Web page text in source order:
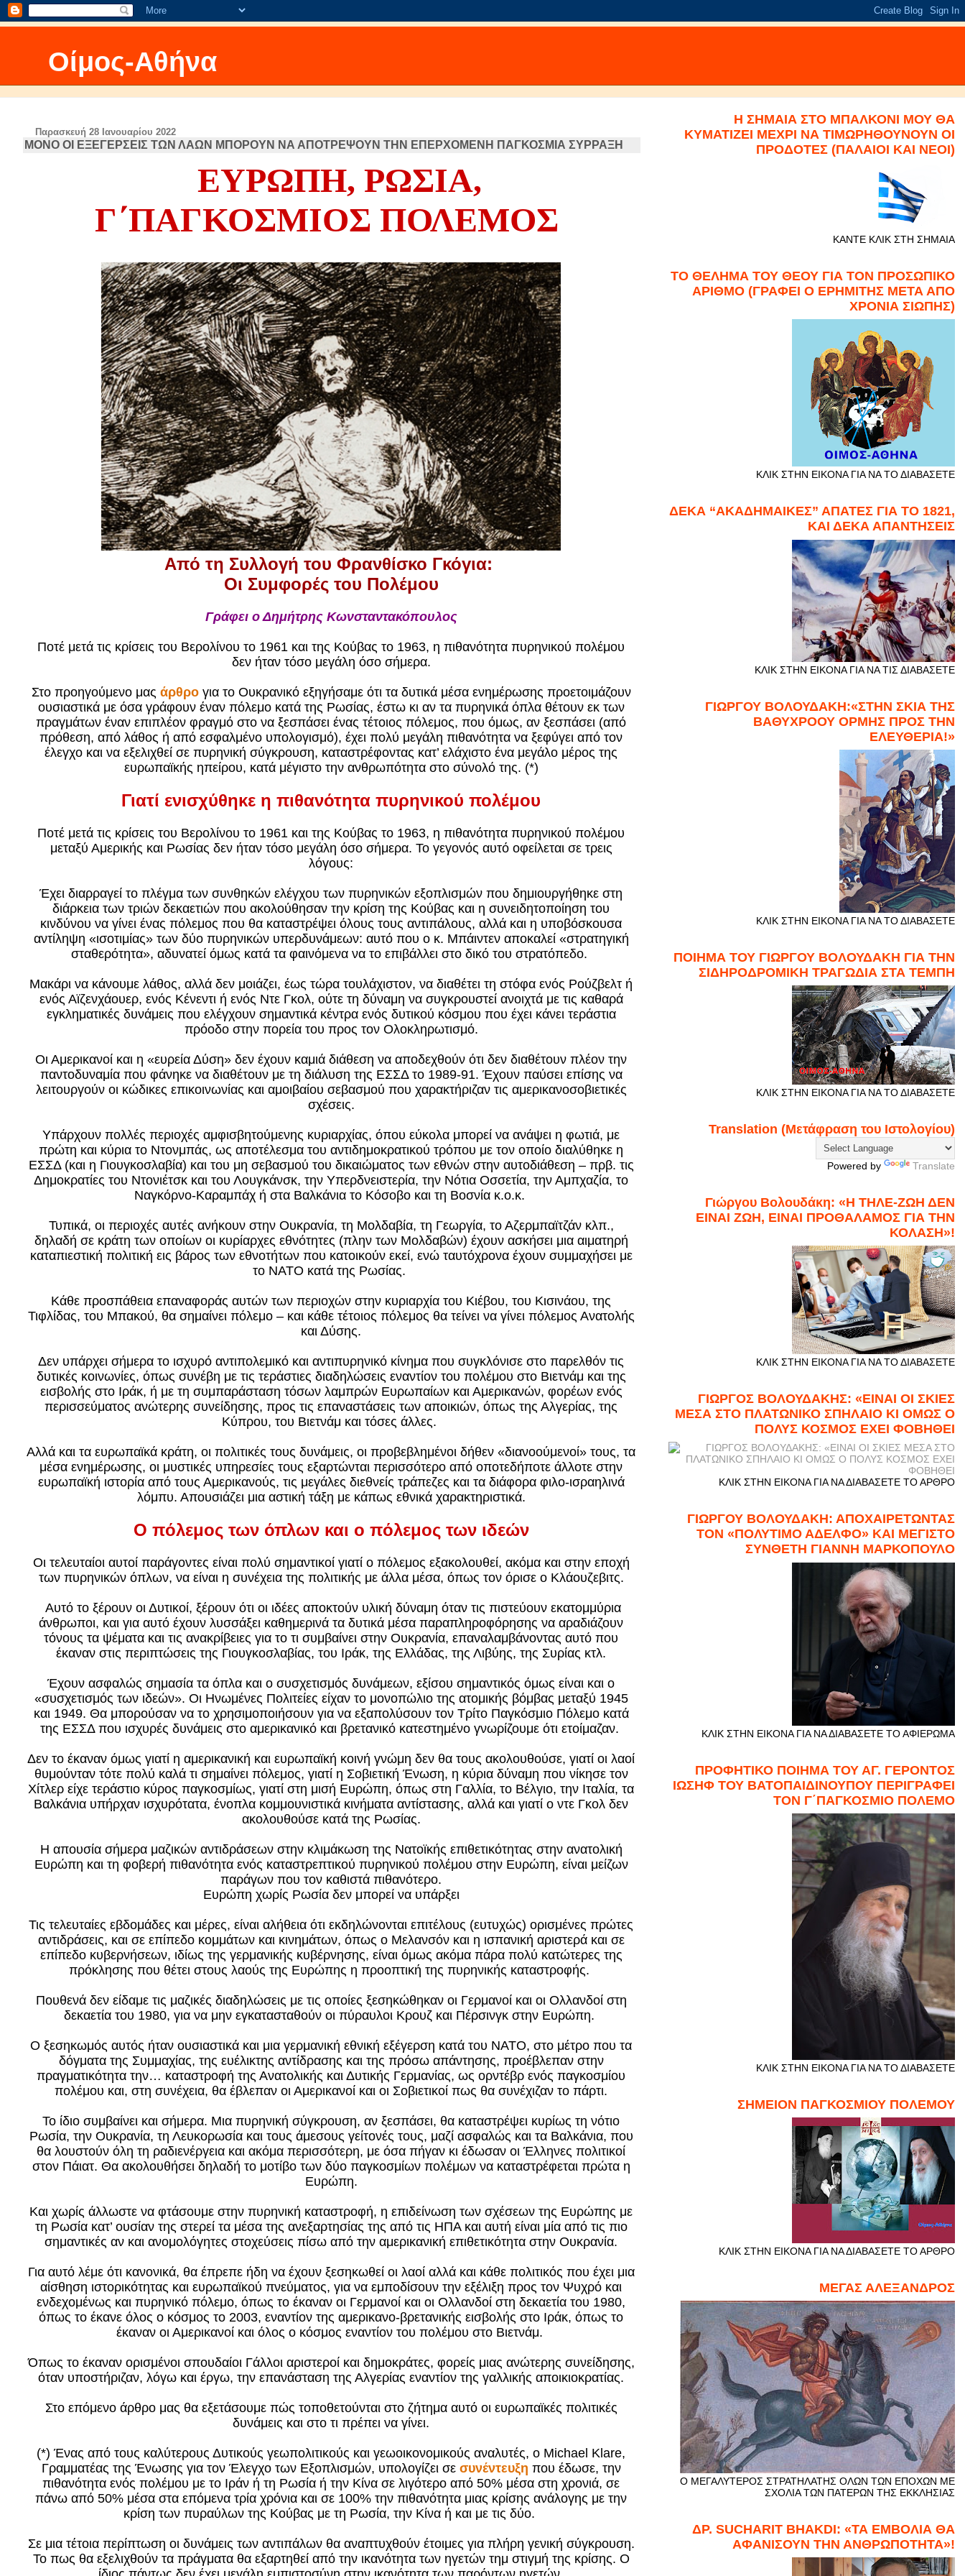
Οίμος-Αθήνα
Παρασκευή 28 Ιανουαρίου 2022
ΜΟΝΟ ΟΙ ΕΞΕΓΕΡΣΕΙΣ ΤΩΝ ΛΑΩΝ ΜΠΟΡΟΥΝ ΝΑ ΑΠΟΤΡΕΨΟΥΝ ΤΗΝ ΕΠΕΡΧΟΜΕΝΗ ΠΑΓΚΟΣΜΙΑ ΣΥΡΡΑΞΗ
ΕΥΡΩΠΗ, ΡΩΣΙΑ,
Γ΄ΠΑΓΚΟΣΜΙΟΣ ΠΟΛΕΜΟΣ
Από τη Συλλογή του Φρανθίσκο Γκόγια:
Οι Συμφορές του Πολέμου
Γράφει ο Δημήτρης Κωνσταντακόπουλος
Ποτέ μετά τις κρίσεις του Βερολίνου το 1961 και της Κούβας το 1963, η πιθανότητα πυρηνικού πολέμου
δεν ήταν τόσο μεγάλη όσο σήμερα.
Στο προηγούμενο μας άρθρο για το Ουκρανικό εξηγήσαμε ότι τα δυτικά μέσα ενημέρωσης προετοιμάζουν
ουσιαστικά με όσα γράφουν έναν πόλεμο κατά της Ρωσίας, έστω κι αν τα πυρηνικά όπλα θέτουν εκ των
πραγμάτων έναν επιπλέον φραγμό στο να ξεσπάσει ένας τέτοιος πόλεμος, που όμως, αν ξεσπάσει (από
πρόθεση, από λάθος ή από εσφαλμένο υπολογισμό), έχει πολύ μεγάλη πιθανότητα να ξεφύγει από τον
έλεγχο και να εξελιχθεί σε πυρηνική σύγκρουση, καταστρέφοντας κατ’ ελάχιστο ένα μεγάλο μέρος της
ευρωπαϊκής ηπείρου, κατά μέγιστο την ανθρωπότητα στο σύνολό της. (*)
Γιατί ενισχύθηκε η πιθανότητα πυρηνικού πολέμου
Ποτέ μετά τις κρίσεις του Βερολίνου το 1961 και της Κούβας το 1963, η πιθανότητα πυρηνικού πολέμου
μεταξύ Αμερικής και Ρωσίας δεν ήταν τόσο μεγάλη όσο σήμερα. Το γεγονός αυτό οφείλεται σε τρεις
λόγους:
Έχει διαρραγεί το πλέγμα των συνθηκών ελέγχου των πυρηνικών εξοπλισμών που δημιουργήθηκε στη
διάρκεια των τριών δεκαετιών που ακολούθησαν την κρίση της Κούβας και η συνειδητοποίηση του
κινδύνου να γίνει ένας πόλεμος που θα καταστρέψει όλους τους αντιπάλους, αλλά και η υποβόσκουσα
αντίληψη «ισοτιμίας» των δύο πυρηνικών υπερδυνάμεων: αυτό που ο κ. Μπάιντεν αποκαλεί «στρατηγική
σταθερότητα», αδυνατεί όμως κατά τα φαινόμενα να το επιβάλλει στο δικό του στρατόπεδο.
Μακάρι να κάνουμε λάθος, αλλά δεν μοιάζει, έως τώρα τουλάχιστον, να διαθέτει τη στόφα ενός Ρούζβελτ ή
ενός Αϊζενχάουερ, ενός Κένεντι ή ενός Ντε Γκολ, ούτε τη δύναμη να συγκρουστεί ανοιχτά με τις καθαρά
εγκληματικές δυνάμεις που ελέγχουν σημαντικά κέντρα ενός δυτικού κόσμου που έχει κάνει τεράστια
πρόοδο στην πορεία του προς τον Ολοκληρωτισμό.
Οι Αμερικανοί και η «ευρεία Δύση» δεν έχουν καμιά διάθεση να αποδεχθούν ότι δεν διαθέτουν πλέον την
παντοδυναμία που φάνηκε να διαθέτουν με τη διάλυση της ΕΣΣΔ το 1989-91. Έχουν παύσει επίσης να
λειτουργούν οι κώδικες επικοινωνίας και αμοιβαίου σεβασμού που χαρακτήριζαν τις αμερικανοσοβιετικές
σχέσεις.
Υπάρχουν πολλές περιοχές αμφισβητούμενης κυριαρχίας, όπου εύκολα μπορεί να ανάψει η φωτιά, με
πρώτη και κύρια το Ντονμπάς, ως αποτέλεσμα του αντιδημοκρατικού τρόπου με τον οποίο διαλύθηκε η
ΕΣΣΔ (και η Γιουγκοσλαβία) και του μη σεβασμού του δικαιώματος των εθνών στην αυτοδιάθεση – πρβ. τις
Δημοκρατίες του Ντονιέτσκ και του Λουγκάνσκ, την Υπερδνειστερία, την Νότια Οσσετία, την Αμπχαζία, το
Ναγκόρνο-Καραμπάχ ή στα Βαλκάνια το Κόσοβο και τη Βοσνία κ.ο.κ.
Τυπικά, οι περιοχές αυτές ανήκουν στην Ουκρανία, τη Μολδαβία, τη Γεωργία, το Αζερμπαϊτζάν κλπ.,
δηλαδή σε κράτη των οποίων οι κυρίαρχες εθνότητες (πλην των Μολδαβών) έχουν ασκήσει μια αιματηρή
καταπιεστική πολιτική εις βάρος των εθνοτήτων που κατοικούν εκεί, ενώ ταυτόχρονα έχουν συμμαχήσει με
το ΝΑΤΟ κατά της Ρωσίας.
Κάθε προσπάθεια επαναφοράς αυτών των περιοχών στην κυριαρχία του Κιέβου, του Κισινάου, της
Τιφλίδας, του Μπακού, θα σημαίνει πόλεμο – και κάθε τέτοιος πόλεμος θα τείνει να γίνει πόλεμος Ανατολής
και Δύσης.
Δεν υπάρχει σήμερα το ισχυρό αντιπολεμικό και αντιπυρηνικό κίνημα που συγκλόνισε στο παρελθόν τις
δυτικές κοινωνίες, όπως συνέβη με τις τεράστιες διαδηλώσεις εναντίον του πολέμου στο Βιετνάμ και της
εισβολής στο Ιράκ, ή με τη συμπαράσταση τόσων λαμπρών Ευρωπαίων και Αμερικανών, φορέων ενός
περισσεύματος ανώτερης συνείδησης, προς τις επαναστάσεις των αποικιών, όπως της Αλγερίας, της
Κύπρου, του Βιετνάμ και τόσες άλλες.
Αλλά και τα ευρωπαϊκά κράτη, οι πολιτικές τους δυνάμεις, οι προβεβλημένοι δήθεν «διανοούμενοί» τους, τα
μέσα ενημέρωσης, οι μυστικές υπηρεσίες τους εξαρτώνται περισσότερο από οποτεδήποτε άλλοτε στην
ευρωπαϊκή ιστορία από τους Αμερικανούς, τις μεγάλες διεθνείς τράπεζες και τα διάφορα φιλο-ισραηλινά
λόμπυ. Απουσιάζει μια αστική τάξη με κάπως εθνικά χαρακτηριστικά.
Ο πόλεμος των όπλων και ο πόλεμος των ιδεών
Οι τελευταίοι αυτοί παράγοντες είναι πολύ σημαντικοί γιατί ο πόλεμος εξακολουθεί, ακόμα και στην εποχή
των πυρηνικών όπλων, να είναι η συνέχεια της πολιτικής με άλλα μέσα, όπως τον όρισε ο Κλάουζεβιτς.
Αυτό το ξέρουν οι Δυτικοί, ξέρουν ότι οι ιδέες αποκτούν υλική δύναμη όταν τις πιστεύουν εκατομμύρια
άνθρωποι, και για αυτό έχουν λυσσάξει καθημερινά τα δυτικά μέσα παραπληροφόρησης να αραδιάζουν
τόνους τα ψέματα και τις ανακρίβειες για το τι συμβαίνει στην Ουκρανία, επαναλαμβάνοντας αυτό που
έκαναν στις περιπτώσεις της Γιουγκοσλαβίας, του Ιράκ, της Ελλάδας, της Λιβύης, της Συρίας κτλ.
Έχουν ασφαλώς σημασία τα όπλα και ο συσχετισμός δυνάμεων, εξίσου σημαντικός όμως είναι και ο
«συσχετισμός των ιδεών». Οι Ηνωμένες Πολιτείες είχαν το μονοπώλιο της ατομικής βόμβας μεταξύ 1945
και 1949. Θα μπορούσαν να το χρησιμοποιήσουν για να εξαπολύσουν τον Τρίτο Παγκόσμιο Πόλεμο κατά
της ΕΣΣΔ που ισχυρές δυνάμεις στο αμερικανικό και βρετανικό κατεστημένο γνωρίζουμε ότι ετοίμαζαν.
Δεν το έκαναν όμως γιατί η αμερικανική και ευρωπαϊκή κοινή γνώμη δεν θα τους ακολουθούσε, γιατί οι λαοί
θυμούνταν τότε πολύ καλά τι σημαίνει πόλεμος, γιατί η Σοβιετική Ένωση, η κύρια δύναμη που νίκησε τον
Χίτλερ είχε τεράστιο κύρος παγκοσμίως, γιατί στη μισή Ευρώπη, όπως στη Γαλλία, το Βέλγιο, την Ιταλία, τα
Βαλκάνια υπήρχαν ισχυρότατα, ένοπλα κομμουνιστικά κινήματα αντίστασης, αλλά και γιατί ο ντε Γκολ δεν
ακολουθούσε κατά της Ρωσίας.
Η απουσία σήμερα μαζικών αντιδράσεων στην κλιμάκωση της Νατοϊκής επιθετικότητας στην ανατολική
Ευρώπη και τη φοβερή πιθανότητα ενός καταστρεπτικού πυρηνικού πολέμου στην Ευρώπη, είναι μείζων
παράγων που τον καθιστά πιθανότερο.
Ευρώπη χωρίς Ρωσία δεν μπορεί να υπάρξει
Τις τελευταίες εβδομάδες και μέρες, είναι αλήθεια ότι εκδηλώνονται επιτέλους (ευτυχώς) ορισμένες πρώτες
αντιδράσεις, και σε επίπεδο κομμάτων και κινημάτων, όπως ο Μελανσόν και η ισπανική αριστερά και σε
επίπεδο κυβερνήσεων, ιδίως της γερμανικής κυβέρνησης, είναι όμως ακόμα πάρα πολύ κατώτερες της
πρόκλησης που θέτει στους λαούς της Ευρώπης η προοπτική της πυρηνικής καταστροφής.
Πουθενά δεν είδαμε τις μαζικές διαδηλώσεις με τις οποίες ξεσηκώθηκαν οι Γερμανοί και οι Ολλανδοί στη
δεκαετία του 1980, για να μην εγκατασταθούν οι πύραυλοι Κρουζ και Πέρσινγκ στην Ευρώπη.
Ο ξεσηκωμός αυτός ήταν ουσιαστικά και μια γερμανική εθνική εξέγερση κατά του ΝΑΤΟ, στο μέτρο που τα
δόγματα της Συμμαχίας, της ευέλικτης αντίδρασης και της πρόσω απάντησης, προέβλεπαν στην
πραγματικότητα την… καταστροφή της Ανατολικής και Δυτικής Γερμανίας, ως ορντέβρ ενός παγκοσμίου
πολέμου και, στη συνέχεια, θα έβλεπαν οι Αμερικανοί και οι Σοβιετικοί πως θα συνέχιζαν το πάρτι.
Το ίδιο συμβαίνει και σήμερα. Μια πυρηνική σύγκρουση, αν ξεσπάσει, θα καταστρέψει κυρίως τη νότιο
Ρωσία, την Ουκρανία, τη Λευκορωσία και τους άμεσους γείτονές τους, μαζί ασφαλώς και τα Βαλκάνια, που
θα λουστούν όλη τη ραδιενέργεια και ακόμα περισσότερη, με όσα πήγαν κι έδωσαν οι Έλληνες πολιτικοί
στον Πάιατ. Θα ακολουθήσει δηλαδή το μοτίβο των δύο παγκοσμίων πολέμων να καταστρέφεται πρώτα η
Ευρώπη.
Και χωρίς άλλωστε να φτάσουμε στην πυρηνική καταστροφή, η επιδείνωση των σχέσεων της Ευρώπης με
τη Ρωσία κατ’ ουσίαν της στερεί τα μέσα της ανεξαρτησίας της από τις ΗΠΑ και αυτή είναι μία από τις πιο
σημαντικές αν και ανομολόγητες στοχεύσεις πίσω από την αμερικανική επιθετικότητα στην Ουκρανία.
Για αυτό λέμε ότι κανονικά, θα έπρεπε ήδη να έχουν ξεσηκωθεί οι λαοί αλλά και κάθε πολιτικός που έχει μια
αίσθηση ιστορικότητας και ευρωπαϊκού πνεύματος, για να εμποδίσουν την εξέλιξη προς τον Ψυχρό και
ενδεχομένως και πυρηνικό πόλεμο, όπως το έκαναν οι Γερμανοί και οι Ολλανδοί στη δεκαετία του 1980,
όπως το έκανε όλος ο κόσμος το 2003, εναντίον της αμερικανο-βρετανικής εισβολής στο Ιράκ, όπως το
έκαναν οι Αμερικανοί και όλος ο κόσμος εναντίον του πολέμου στο Βιετνάμ.
Όπως το έκαναν ορισμένοι σπουδαίοι Γάλλοι αριστεροί και δημοκράτες, φορείς μιας ανώτερης συνείδησης,
όταν υποστήριζαν, λόγω και έργω, την επανάσταση της Αλγερίας εναντίον της γαλλικής αποικιοκρατίας.
Στο επόμενο άρθρο μας θα εξετάσουμε πώς τοποθετούνται στο ζήτημα αυτό οι ευρωπαϊκές πολιτικές
δυνάμεις και στο τι πρέπει να γίνει.
(*) Ένας από τους καλύτερους Δυτικούς γεωπολιτικούς και γεωοικονομικούς αναλυτές, ο Michael Klare,
Γραμματέας της Ένωσης για τον Έλεγχο των Εξοπλισμών, υπολογίζει σε συνέντευξη που έδωσε, την
πιθανότητα ενός πολέμου με το Ιράν ή τη Ρωσία ή την Κίνα σε λιγότερο από 50% μέσα στη χρονιά, σε
πάνω από 50% μέσα στα επόμενα τρία χρόνια και σε 100% την πιθανότητα μιας κρίσης ανάλογης με την
κρίση των πυραύλων της Κούβας με τη Ρωσία, την Κίνα ή και με τις δύο.
Σε μια τέτοια περίπτωση οι δυνάμεις των αντιπάλων θα αναπτυχθούν έτοιμες για πλήρη γενική σύγκρουση.
Το πως θα εξελιχθούν τα πράγματα θα εξαρτηθεί από την ικανότητα των ηγετών τημ στιγμή της κρίσης. Ο
Η ΣΗΜΑΙΑ ΣΤΟ ΜΠΑΛΚΟΝΙ ΜΟΥ ΘΑ
ΚΥΜΑΤΙΖΕΙ ΜΕΧΡΙ ΝΑ ΤΙΜΩΡΗΘΟΥΝΟΥΝ ΟΙ
ΠΡΟΔΟΤΕΣ (ΠΑΛΑΙΟΙ ΚΑΙ ΝΕΟΙ)
ΚΑΝΤΕ ΚΛΙΚ ΣΤΗ ΣΗΜΑΙΑ
ΤΟ ΘΕΛΗΜΑ ΤΟΥ ΘΕΟΥ ΓΙΑ ΤΟΝ ΠΡΟΣΩΠΙΚΟ
ΑΡΙΘΜΟ (ΓΡΑΦΕΙ Ο ΕΡΗΜΙΤΗΣ ΜΕΤΑ ΑΠΟ
ΧΡΟΝΙΑ ΣΙΩΠΗΣ)
ΚΛΙΚ ΣΤΗΝ ΕΙΚΟΝΑ ΓΙΑ ΝΑ ΤΟ ΔΙΑΒΑΣΕΤΕ
ΔΕΚΑ “ΑΚΑΔΗΜΑΙΚΕΣ” ΑΠΑΤΕΣ ΓΙΑ ΤΟ 1821,
ΚΑΙ ΔΕΚΑ ΑΠΑΝΤΗΣΕΙΣ
ΚΛΙΚ ΣΤΗΝ ΕΙΚΟΝΑ ΓΙΑ ΝΑ ΤΙΣ ΔΙΑΒΑΣΕΤΕ
ΓΙΩΡΓΟΥ ΒΟΛΟΥΔΑΚΗ:«ΣΤΗΝ ΣΚΙΑ ΤΗΣ
ΒΑΘΥΧΡΟΟΥ ΟΡΜΗΣ ΠΡΟΣ ΤΗΝ
ΕΛΕΥΘΕΡΙΑ!»
ΚΛΙΚ ΣΤΗΝ ΕΙΚΟΝΑ ΓΙΑ ΝΑ ΤΟ ΔΙΑΒΑΣΕΤΕ
ΠΟΙΗΜΑ ΤΟΥ ΓΙΩΡΓΟΥ ΒΟΛΟΥΔΑΚΗ ΓΙΑ ΤΗΝ
ΣΙΔΗΡΟΔΡΟΜΙΚΗ ΤΡΑΓΩΔΙΑ ΣΤΑ ΤΕΜΠΗ
ΚΛΙΚ ΣΤΗΝ ΕΙΚΟΝΑ ΓΙΑ ΝΑ ΤΟ ΔΙΑΒΑΣΕΤΕ
Translation (Μετάφραση του Ιστολογίου)
Powered by Translate
Γιώργου Βολουδάκη: «Η ΤΗΛΕ-ΖΩΗ ΔΕΝ
ΕΙΝΑΙ ΖΩΗ, ΕΙΝΑΙ ΠΡΟΘΑΛΑΜΟΣ ΓΙΑ ΤΗΝ
ΚΟΛΑΣΗ»!
ΚΛΙΚ ΣΤΗΝ ΕΙΚΟΝΑ ΓΙΑ ΝΑ ΤΟ ΔΙΑΒΑΣΕΤΕ
ΓΙΩΡΓΟΣ ΒΟΛΟΥΔΑΚΗΣ: «ΕΙΝΑΙ ΟΙ ΣΚΙΕΣ
ΜΕΣΑ ΣΤΟ ΠΛΑΤΩΝΙΚΟ ΣΠΗΛΑΙΟ ΚΙ ΟΜΩΣ Ο
ΠΟΛΥΣ ΚΟΣΜΟΣ ΕΧΕΙ ΦΟΒΗΘΕΙ
ΚΛΙΚ ΣΤΗΝ ΕΙΚΟΝΑ ΓΙΑ ΝΑ ΔΙΑΒΑΣΕΤΕ ΤΟ ΑΡΘΡΟ
ΓΙΩΡΓΟΥ ΒΟΛΟΥΔΑΚΗ: ΑΠΟΧΑΙΡΕΤΩΝΤΑΣ
ΤΟΝ «ΠΟΛΥΤΙΜΟ ΑΔΕΛΦΟ» ΚΑΙ ΜΕΓΙΣΤΟ
ΣΥΝΘΕΤΗ ΓΙΑΝΝΗ ΜΑΡΚΟΠΟΥΛΟ
ΚΛΙΚ ΣΤΗΝ ΕΙΚΟΝΑ ΓΙΑ ΝΑ ΔΙΑΒΑΣΕΤΕ ΤΟ ΑΦΙΕΡΩΜΑ
ΠΡΟΦΗΤΙΚΟ ΠΟΙΗΜΑ ΤΟΥ ΑΓ. ΓΕΡΟΝΤΟΣ
ΙΩΣΗΦ ΤΟΥ ΒΑΤΟΠΑΙΔΙΝΟΥΠΟΥ ΠΕΡΙΓΡΑΦΕΙ
ΤΟΝ Γ΄ΠΑΓΚΟΣΜΙΟ ΠΟΛΕΜΟ
ΚΛΙΚ ΣΤΗΝ ΕΙΚΟΝΑ ΓΙΑ ΝΑ ΤΟ ΔΙΑΒΑΣΕΤΕ
ΣΗΜΕΙΟΝ ΠΑΓΚΟΣΜΙΟΥ ΠΟΛΕΜΟΥ
ΚΛΙΚ ΣΤΗΝ ΕΙΚΟΝΑ ΓΙΑ ΝΑ ΔΙΑΒΑΣΕΤΕ ΤΟ ΑΡΘΡΟ
ΜΕΓΑΣ ΑΛΕΞΑΝΔΡΟΣ
Ο ΜΕΓΑΛΥΤΕΡΟΣ ΣΤΡΑΤΗΛΑΤΗΣ ΟΛΩΝ ΤΩΝ ΕΠΟΧΩΝ ΜΕ
ΣΧΟΛΙΑ ΤΩΝ ΠΑΤΕΡΩΝ ΤΗΣ ΕΚΚΛΗΣΙΑΣ
ΔΡ. SUCHARIT BHAKDI: «ΤΑ ΕΜΒΟΛΙΑ ΘΑ
ΑΦΑΝΙΣΟΥΝ ΤΗΝ ΑΝΘΡΩΠΟΤΗΤΑ»!